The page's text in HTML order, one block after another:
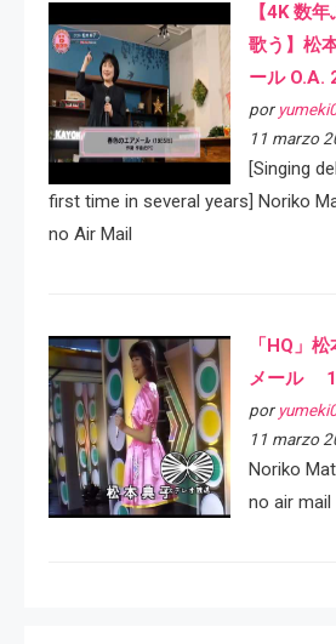
【4K 数
歌う】松
ール O.A.
por
11 marzo
[Singing
first time in several years] Noriko
no Air Mail
「HQ」
メール
por
11 marzo
Noriko
no air mail